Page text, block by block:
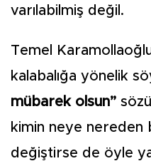
varılabilmiş değil.
Temel
kalabalığa yönelik
mübarek olsun”
kimin neye nereden
değiştirse de öyle